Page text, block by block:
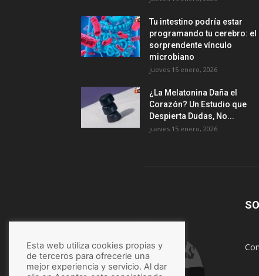
Tu intestino podría estar
programando tu cerebro: el
sorprendente vínculo
microbiano
jueves 15 enero, 2026
¿La Melatonina Daña el
Corazón? Un Estudio que
Despierta Dudas, No...
jueves 15 enero, 2026
Esta web utiliza cookies propias y
de terceros para ofrecerle una
mejor experiencia y servicio. Al dar